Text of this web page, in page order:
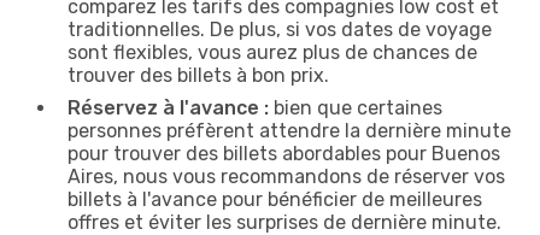
comparez les tarifs des compagnies low cost et
traditionnelles. De plus, si vos dates de voyage
sont flexibles, vous aurez plus de chances de
trouver des billets à bon prix.
Réservez à l'avance : bien que certaines
personnes préfèrent attendre la dernière minute
pour trouver des billets abordables pour Buenos
Aires, nous vous recommandons de réserver vos
billets à l'avance pour bénéficier de meilleures
offres et éviter les surprises de dernière minute.